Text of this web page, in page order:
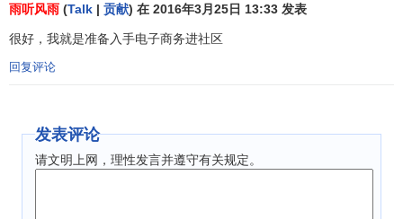
猜、发放优惠卷、满就送、免费试用
都将以活动
1.在主题群和品牌群中，目前只聚合了有共同购物诉求
的用户，用户之间的互动还需要 进一步挖掘
雨听风雨 (Talk | 贡献) 在 2016年3月25日 13:33 发表
很好，我就是准备入手电子商务进社区
回复评论
发表评论
请文明上网，理性发言并遵守有关规定。